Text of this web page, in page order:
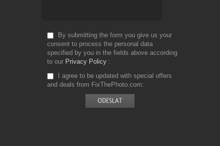
By submitting the form you give us your
consent to process the personal data
specified by you in the fields above according
to our Privacy Policy
I agree to be updated with special offers
and deals from FixThePhoto.com